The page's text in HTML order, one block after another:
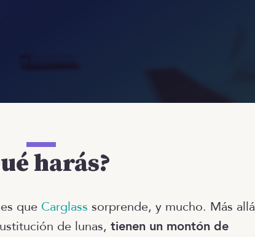
harás?
que Carglass sorprende, y mucho. Más allá
de lunas, tienen un montón de